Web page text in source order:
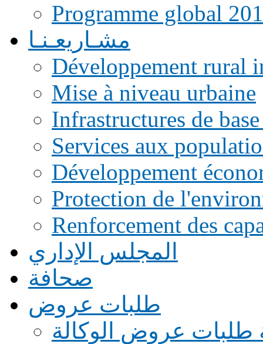
Programme global
مشـاريعـنـا
Développement rural
Mise à niveau urbaine
Infrastructures de
Services aux
Développement
Protection de
Renforcement des
المجلس الإداري
صحافة
طلبات عروض
طلبات عروض الوكالة